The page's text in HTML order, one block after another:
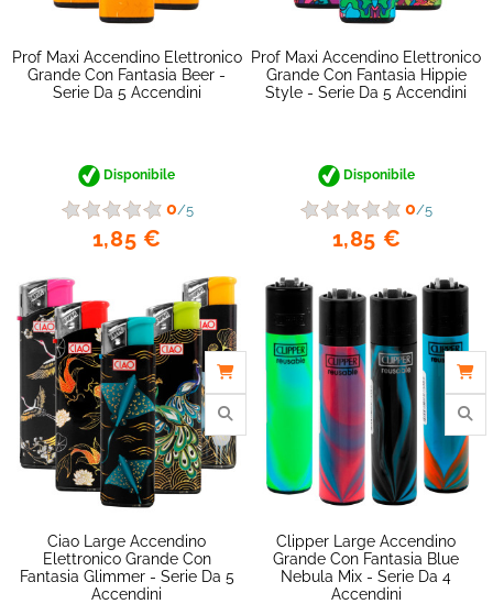
favorite_border
Prof Maxi Accendino Elettronico
Grande Con Fantasia Beer -
Serie Da 5 Accendini
Disponibile
0/5
1,85 €
Prof Maxi Accendino Elettronico
Grande Con Fantasia Hippie
Style - Serie Da 5 Accendini
Disponibile
0/5
1,85 €
Ciao Large Accendino
Elettronico Grande Con
Fantasia Glimmer - Serie Da 5
Accendini
Clipper Large Accendino
Grande Con Fantasia Blue
Nebula Mix - Serie Da 4
Accendini